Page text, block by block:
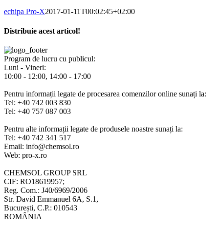
echipa Pro-X2017-01-11T00:02:45+02:00
Distribuie acest articol!
Facebook
X
Pinterest
E-
mail:
Program de lucru cu publicul:
Luni - Vineri:
10:00 - 12:00, 14:00 - 17:00
Pentru informații legate de procesarea comenzilor online sunați la:
Tel: +40 742 003 830
Tel: +40 757 087 003
Pentru alte informații legate de produsele noastre sunați la:
Tel: +40 742 341 517
Email: info@chemsol.ro
Web: pro-x.ro
CHEMSOL GROUP SRL
CIF: RO18619957;
Reg. Com.: J40/6969/2006
Str. David Emmanuel 6A, S.1,
București, C.P.: 010543
ROMÂNIA